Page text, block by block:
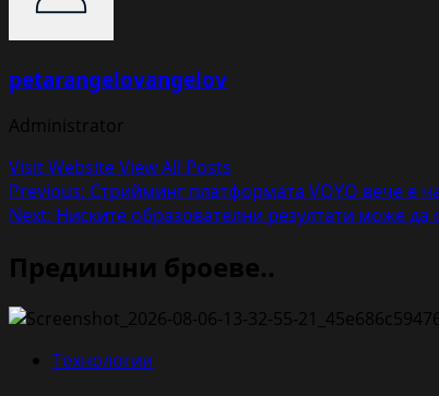
petarangelovangelov
Administrator
Visit WebsiteView All Posts
Post
navigation
Previous: Стрийминг платформата VOYO вече е
Next: Ниските образователни резултати може
Предишни броеве..
Технологии